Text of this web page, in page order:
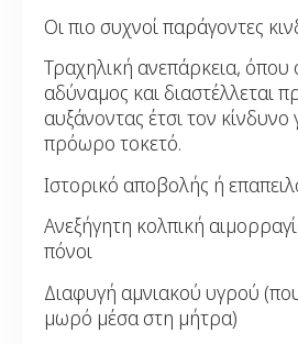
Οι πιο συχνοί παράγοντες
Τραχηλική ανεπάρκεια, όπου
αδύναμος και διαστέλλεται
αυξάνοντας έτσι τον
πρόωρο τοκετό.
Ιστορικό αποβολής ή
Ανεξήγητη κολπική
πόνοι
Διαφυγή αμνιακού υγρού
μωρό μέσα στη μήτρα)